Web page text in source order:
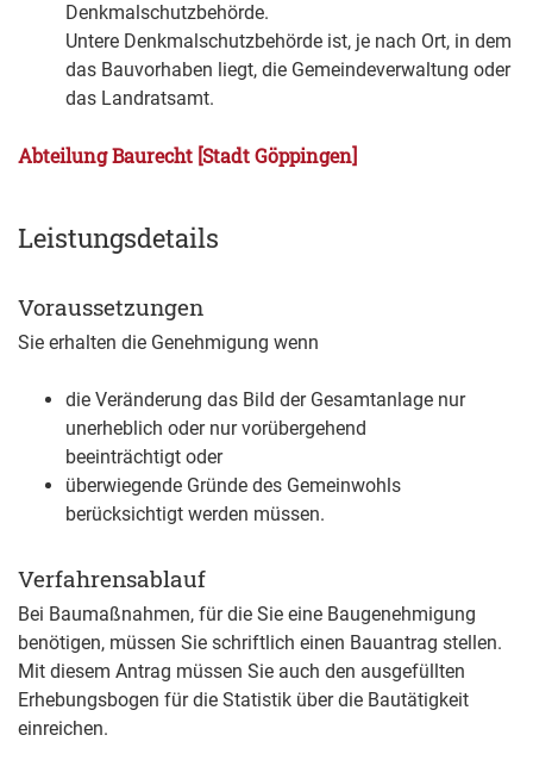
Denkmalschutzbehörde.
Untere Denkmalschutzbehörde ist, je nach Ort, in dem
das Bauvorhaben liegt, die Gemeindeverwaltung oder
das Landratsamt.
Abteilung Baurecht [Stadt Göppingen]
Leistungsdetails
Voraussetzungen
Sie erhalten die Genehmigung wenn
die Veränderung das Bild der Gesamtanlage nur
unerheblich oder nur vorübergehend
beeinträchtigt oder
überwiegende Gründe des Gemeinwohls
berücksichtigt werden müssen.
Verfahrensablauf
Bei Baumaßnahmen, für die Sie eine Baugenehmigung
benötigen, müssen Sie schriftlich einen Bauantrag stellen.
Mit diesem Antrag müssen Sie auch den ausgefüllten
Erhebungsbogen für die Statistik über die Bautätigkeit
einreichen.